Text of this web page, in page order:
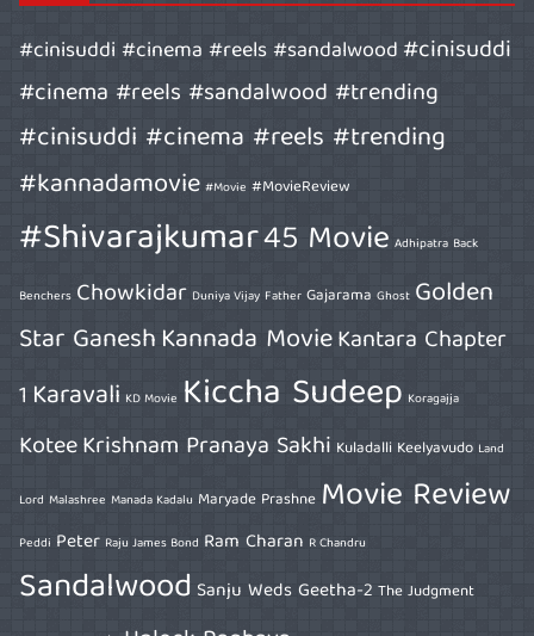
#cinisuddi #cinema #reels #sandalwood#cinisuddi
#cinema #reels #sandalwood #trending
#cinisuddi #cinema #reels #trending
#kannadamovie #Movie #MovieReview
#Shivarajkumar45 Movie Adhipatra Back
Benchers Chowkidar Duniya Vijay Father Gajarama Ghost Golden
Star GaneshKannada MovieKantara Chapter
1 Karavali KD Movie Kiccha Sudeep Koragajja
KoteeKrishnam Pranaya Sakhi Kuladalli Keelyavudo Land
Lord Malashree Manada Kadalu Maryade Prashne Movie Review
Peddi Peter Raju James Bond Ram Charan R Chandru
Sandalwood Sanju Weds Geetha-2 The Judgment